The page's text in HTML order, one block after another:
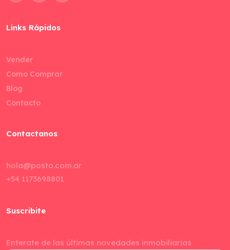
Links Rápidos
Vender
Como Comprar
Blog
Contacto
Contactanos
hola@posto.com.ar
+54 1173698801
Suscribite
Enterate de las últimas novedades inmobiliarias